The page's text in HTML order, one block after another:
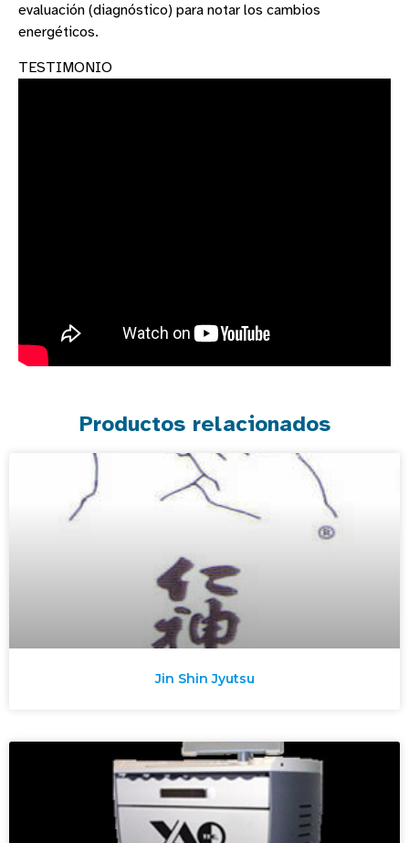
evaluación (diagnóstico) para notar los cambios
energéticos.
TESTIMONIO
Productos relacionados
Jin Shin Jyutsu